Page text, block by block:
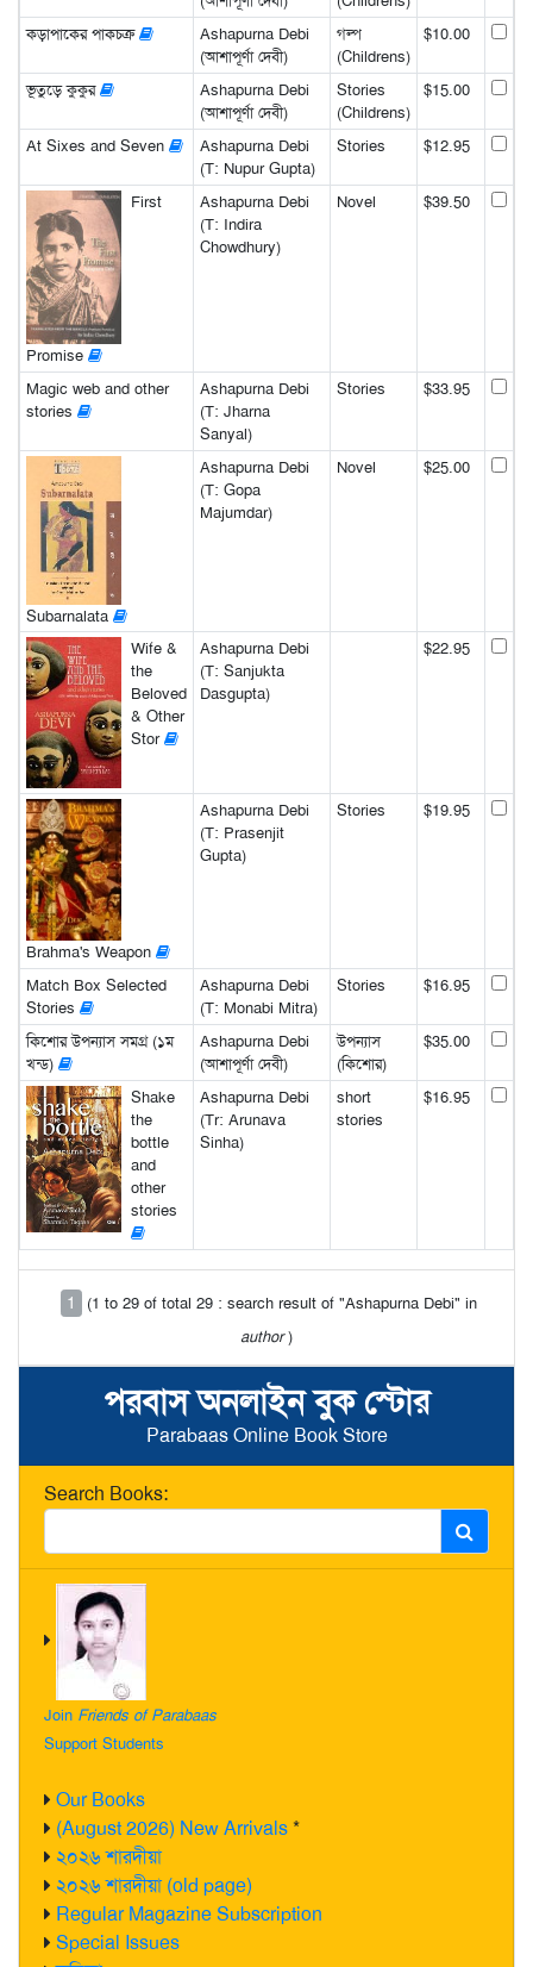
পরবাস অনলাইন বুক স্টোর
Parabaas Online Book Store
Search Books:
Join Friends of Parabaas
Support Students
Our Books
(August 2026) New Arrivals*
২০২৬ শারদীয়া
২০২৬ শারদীয়া (old page)
Regular Magazine Subscription
Special Issues
কড়াপাকের পাকচক্র
Ashapurna Debi
(আশাপূর্ণা দেবী)
গল্প
(Childrens)
$10.00
ভূতুড়ে কুকুর
Ashapurna Debi
(আশাপূর্ণা দেবী)
Stories
(Childrens)
$15.00
At Sixes and Seven
Ashapurna Debi
(T: Nupur Gupta)
Stories $12.95
First
Promise
Ashapurna Debi
(T: Indira
Chowdhury)
Novel $39.50
Magic web and other
stories
Ashapurna Debi
(T: Jharna
Sanyal)
Stories $33.95
Subarnalata
Ashapurna Debi
(T: Gopa
Majumdar)
Novel $25.00
Wife &
the
Beloved
& Other
Stor
Ashapurna Debi
(T: Sanjukta
Dasgupta)
$22.95
Brahma's Weapon
Ashapurna Debi
(T: Prasenjit
Gupta)
Stories $19.95
Match Box Selected
Stories
Ashapurna Debi
(T: Monabi Mitra)
Stories $16.95
কিশোর উপন্যাস সমগ্র (১ম
খন্ড)
Ashapurna Debi
(আশাপূর্ণা দেবী)
উপন্যাস
(কিশোর)
$35.00
Shake
the
bottle
and
other
stories
Ashapurna Debi
(Tr: Arunava
Sinha)
short
stories
$16.95
1
(1 to 29 of total 29 : search result of "Ashapurna Debi" in
author)